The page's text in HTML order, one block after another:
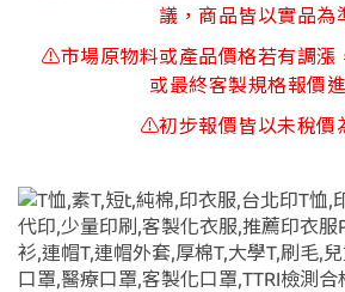
議，商品皆以實品為
⚠市場原物料或產品價格若有調漲
或最終客製規格報價
⚠初步報價皆以未稅價